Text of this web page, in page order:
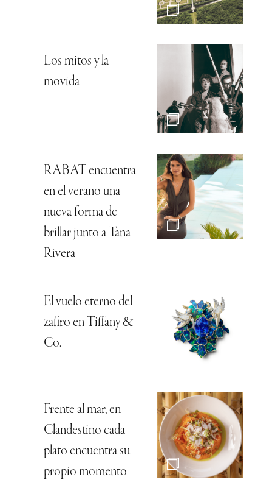
Los mitos y la
movida
RABAT encuentra
en el verano una
nueva forma de
brillar junto a Tana
Rivera
El vuelo eterno del
zafiro en Tiffany &
Co.
Frente al mar, en
Clandestino cada
plato encuentra su
propio momento